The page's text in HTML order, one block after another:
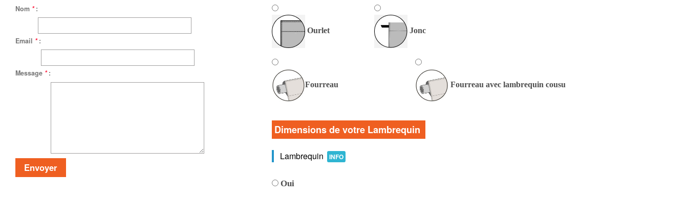
Nom * :
Email * :
Message * :
Ourlet Jonc
Fourreau Fourreau avec lambrequin cousu
Dimensions de votre Lambrequin
Lambrequin INFO
Oui